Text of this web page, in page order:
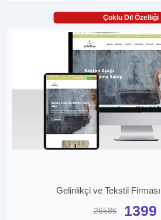
Çoklu Dil Özelliği
Gelinlikçi ve Tekstil
2658₺ 1399